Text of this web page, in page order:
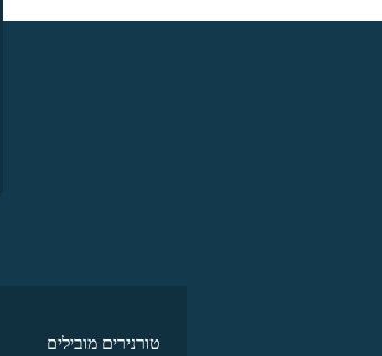
טורנירים מובילים